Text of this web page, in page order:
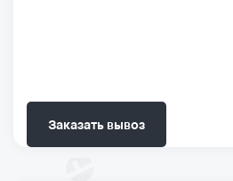
Заказать вывоз